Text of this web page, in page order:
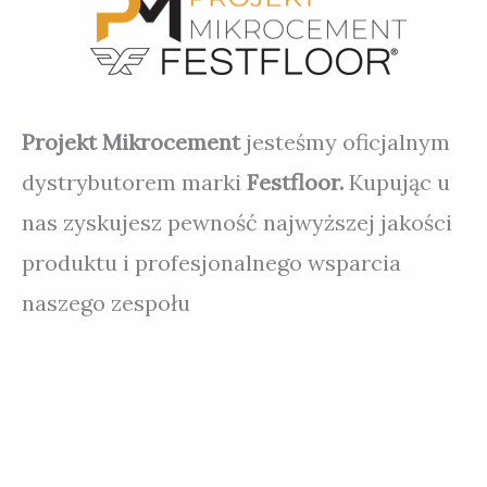
na
stronie
produktu
Projekt Mikrocement jesteśmy oficjalnym
dystrybutorem marki Festfloor. Kupując u
nas zyskujesz pewność najwyższej jakości
produktu i profesjonalnego wsparcia
naszego zespołu